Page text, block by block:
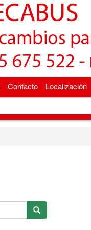
Contacto Localización